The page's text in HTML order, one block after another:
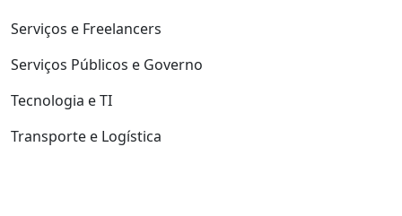
Serviços e Freelancers
Serviços Públicos e Governo
Tecnologia e TI
Transporte e Logística